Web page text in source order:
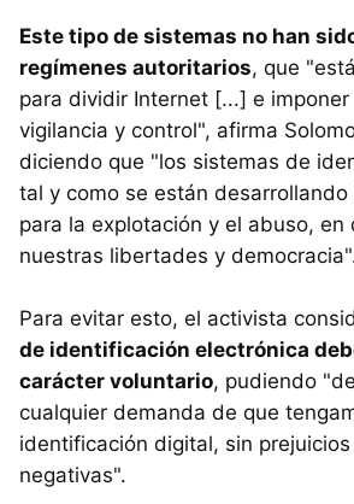
Este tipo de sistemas no han
regímenes autoritarios, que
para dividir Internet [...] e
vigilancia y control", afirma
diciendo que "los sistemas de
tal y como se están
para la explotación y el abuso, en
nuestras libertades y
Para evitar esto, el activista
de identificación electrónica
carácter voluntario, pudiendo
cualquier demanda de que
identificación digital, sin
negativas".